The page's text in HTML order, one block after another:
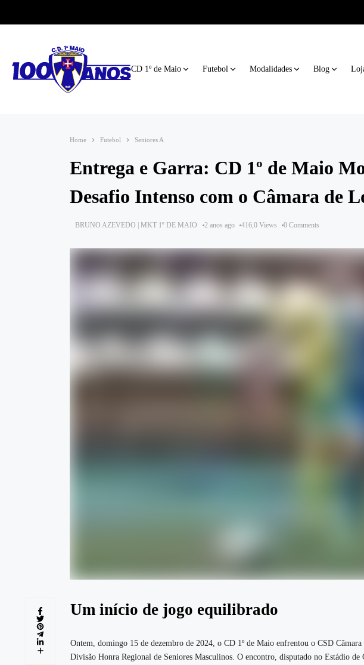
CD 1º de Maio Futebol Modalidades Blog
Home Futebol Seniores A
Entrega e Garra: CD 1º de Maio
Desafio Intenso com o Câmara de
BRUNO AZEVEDO | MKT 1º DE MAIO 2 anos ago 416,0 Views 0 Comments
Um início de jogo equilibrado
Ontem, domingo 15 de dezembro de 2024, o CD 1º de Maio enfrentou o CSD
Divisão Honra Regional de Seniores Masculinos. O encontro, disputado no Estádio